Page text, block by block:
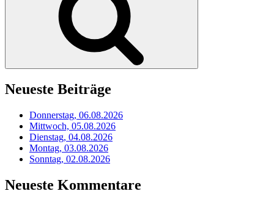
Neueste Beiträge
Donnerstag, 06.08.2026
Mittwoch, 05.08.2026
Dienstag, 04.08.2026
Montag, 03.08.2026
Sonntag, 02.08.2026
Neueste Kommentare